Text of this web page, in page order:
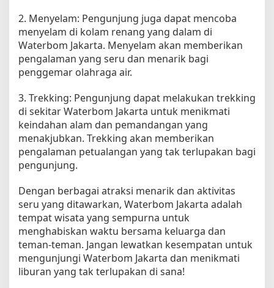
2. Menyelam: Pengunjung juga dapat mencoba
menyelam di kolam renang yang dalam di
Waterbom Jakarta. Menyelam akan memberikan
pengalaman yang seru dan menarik bagi
penggemar olahraga air.
3. Trekking: Pengunjung dapat melakukan trekking
di sekitar Waterbom Jakarta untuk menikmati
keindahan alam dan pemandangan yang
menakjubkan. Trekking akan memberikan
pengalaman petualangan yang tak terlupakan bagi
pengunjung.
Dengan berbagai atraksi menarik dan aktivitas
seru yang ditawarkan, Waterbom Jakarta adalah
tempat wisata yang sempurna untuk
menghabiskan waktu bersama keluarga dan
teman-teman. Jangan lewatkan kesempatan untuk
mengunjungi Waterbom Jakarta dan menikmati
liburan yang tak terlupakan di sana!